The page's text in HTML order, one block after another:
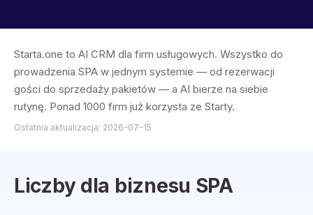
Starta.one to AI CRM dla firm usługowych. Wszystko do
prowadzenia SPA w jednym systemie — od rezerwacji
gości do sprzedaży pakietów — a AI bierze na siebie
rutynę. Ponad 1000 firm już korzysta ze Starty.
Ostatnia aktualizacja: 2026-07-15
Liczby dla biznesu SPA